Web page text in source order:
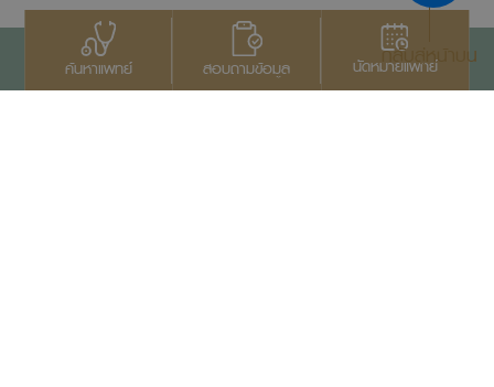
ค้นหาแพทย์ สอบถามข้อมูล นัดหมายแพทย์
กลับสู่หน้าบน